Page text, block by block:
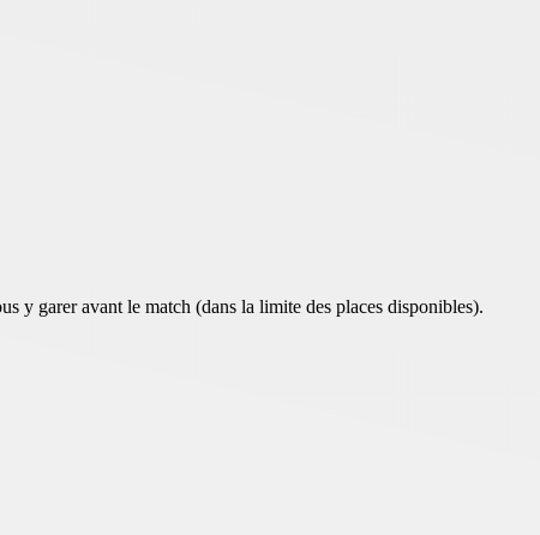
y garer avant le match (dans la limite des places disponibles).